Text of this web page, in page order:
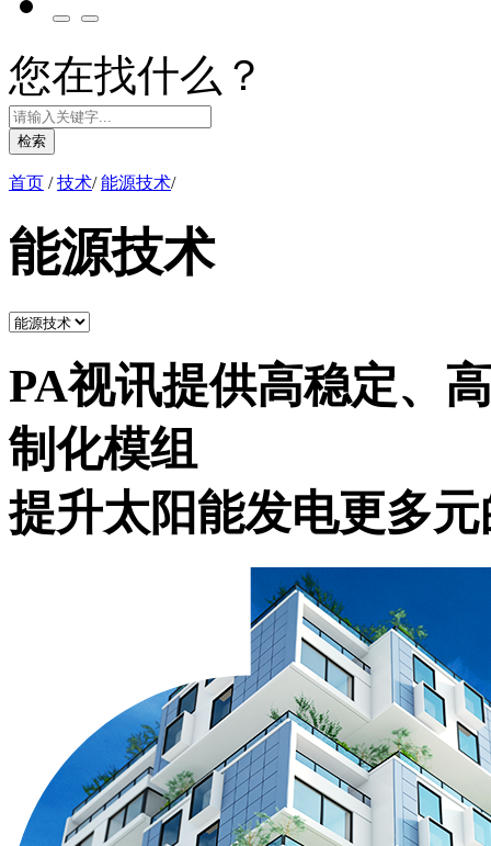
您在找什么？
检索
首页 / 技术/ 能源技术/
能源技术
PA视讯提供高稳定、
制化模组
提升太阳能发电更多